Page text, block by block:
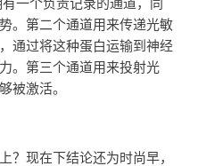
一个负责记录的通道，同
。第二个通道用来传递光敏
通过将这种蛋白运输到神经
。第三个通道用来投射光
被激活。
？现在下结论还为时尚早，